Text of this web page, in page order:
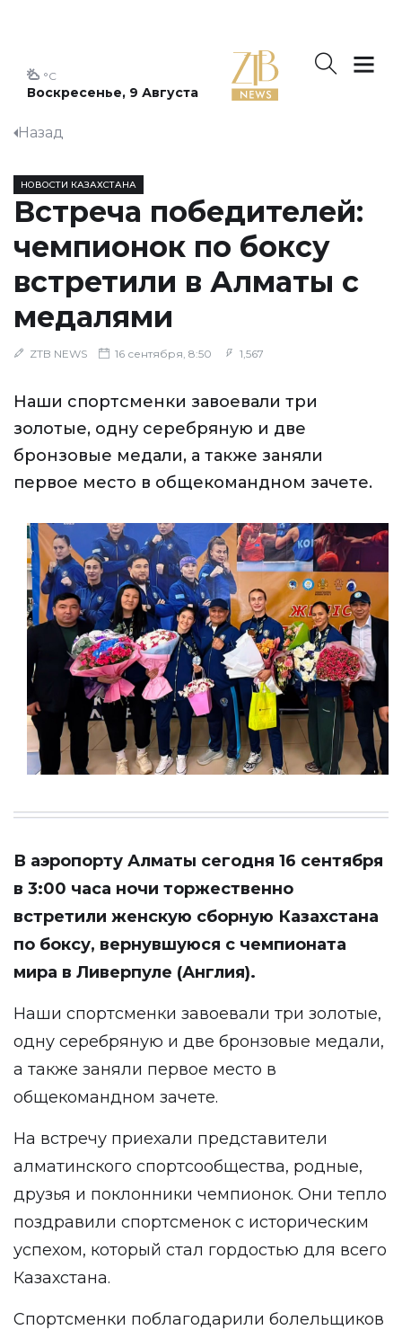
Воскресенье, 9 Августа
°C
Назад
НОВОСТИ КАЗАХСТАНА
Встреча победителей:
чемпионок по боксу
встретили в Алматы с
медалями
ZTB NEWS 16 сентября, 8:50 1,567
Наши спортсменки завоевали три
золотые, одну серебряную и две
бронзовые медали, а также заняли
первое место в общекомандном зачете.
В аэропорту Алматы сегодня 16 сентября
в 3:00 часа ночи торжественно
встретили женскую сборную Казахстана
по боксу, вернувшуюся с чемпионата
мира в Ливерпуле (Англия).
Наши спортсменки завоевали три золотые,
одну серебряную и две бронзовые медали,
а также заняли первое место в
общекомандном зачете.
На встречу приехали представители
алматинского спортсообщества, родные,
друзья и поклонники чемпионок. Они тепло
поздравили спортсменок с историческим
успехом, который стал гордостью для всего
Казахстана.
Спортсменки поблагодарили болельщиков